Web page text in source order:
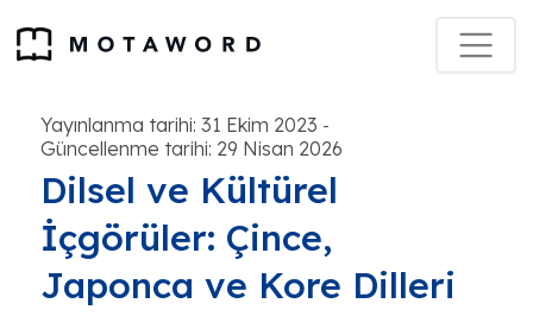
Yayınlanma tarihi: 31 Ekim 2023 -
Güncellenme tarihi: 29 Nisan 2026
Dilsel ve Kültürel
İçgörüler: Çince,
Japonca ve Kore Dilleri